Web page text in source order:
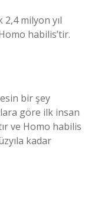
milyon yıl
habilis’tir.
bir şey
göre ilk insan
ve Homo habilis
kadar